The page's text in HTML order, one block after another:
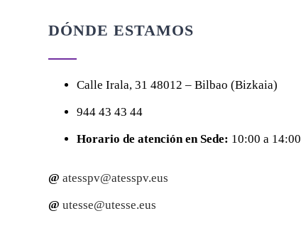
DÓNDE ESTAMOS
CalleIrala, 3148012 – Bilbao (Bizkaia)
944 43 43 44
Horario de atención en Sede: 10:00 a 14:00
@ atesspv@atesspv.eus
@ utesse@utesse.eus